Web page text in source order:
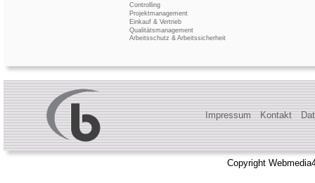
Controlling
Projektmanagement
Einkauf & Vertrieb
Qualitätsmanagement
Arbeitsschutz & Arbeitssicherheit
Impressum Kontakt
Copyright